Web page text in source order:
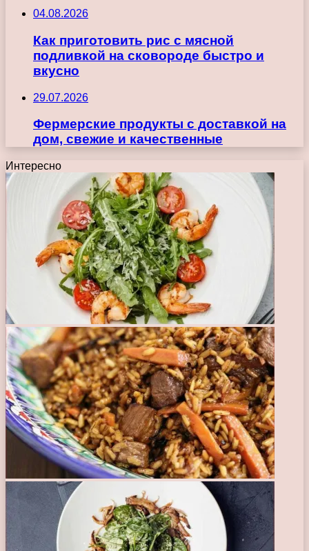
04.08.2026
Как приготовить рис с мясной
подливкой на сковороде быстро и
вкусно
29.07.2026
Фермерские продукты с доставкой на
дом, свежие и качественные
Интересно